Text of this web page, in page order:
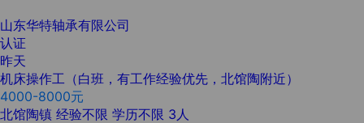
山东华特轴承有限公司
认证
昨天
机床操作工（白班，有工作经验优先，北馆陶附近）
4000-8000元
北馆陶镇 经验不限 学历不限 3人